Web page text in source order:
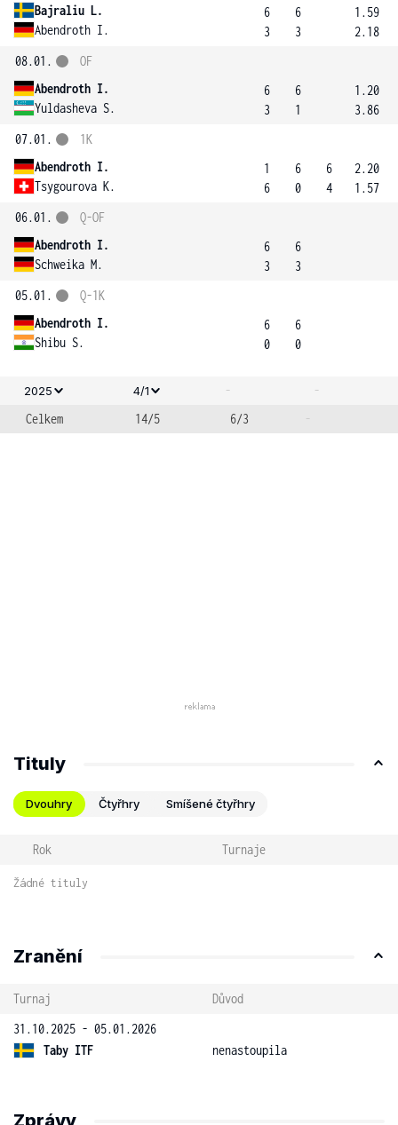
Bajraliu L.
Abendroth I.
6
3
6
3
1.59
2.18
08.01.
Abendroth I.
Yuldasheva S.
OF
6
3
6
1
1.20
3.86
07.01.
Abendroth I.
Tsygourova K.
1K
1
6
6
0
6
4
2.20
1.57
06.01.
Abendroth I.
Schweika M.
Q-OF
6
3
6
3
05.01.
Abendroth I.
Shibu S.
Q-1K
6
0
6
0
2025 4/1 -
-
Celkem
14/5 6/3 -
Tituly
Dvouhry Čtyřhry Smíšené čtyřhry
Rok Turnaje
Žádné tituly
Zranění
Turnaj
Důvod
31.10.2025 - 05.01.2026
Taby ITF
nenastoupila
Zprávy